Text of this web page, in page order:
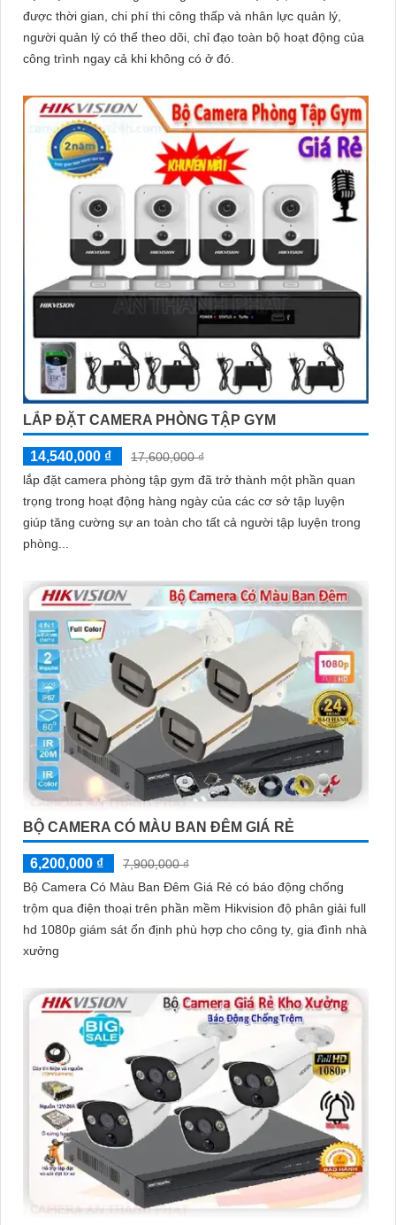
Hy vọng rằng bài viết giới thiệu trên sẽ giúp bạn thu hút được
khách hàng quan tâm đến sản phẩm Camera Hikvision giá rẻ và
được thời gian, chi phí thi công thấp và nhân lực quản lý,
người quản lý có thể theo dõi, chỉ đạo toàn bộ hoạt động của
công trình ngay cả khi không có ở đó.
LẮP ĐẶT CAMERA PHÒNG TẬP GYM
14,540,000 ₫
17,600,000 ₫
lắp đặt camera phòng tập gym đã trở thành một phần quan
trọng trong hoạt động hàng ngày của các cơ sở tập luyện
giúp tăng cường sự an toàn cho tất cả người tập luyện trong
phòng...
BỘ CAMERA CÓ MÀU BAN ĐÊM GIÁ RẺ
6,200,000 ₫
7,900,000 ₫
Bộ Camera Có Màu Ban Đêm Giá Rẻ có báo động chống
trộm qua điện thoại trên phần mềm Hikvision độ phân giải full
hd 1080p giám sát ổn định phù hợp cho công ty, gia đình nhà
xưởng